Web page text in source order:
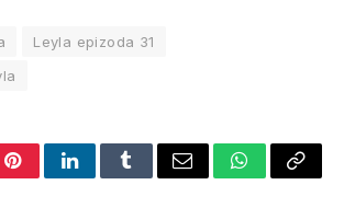
Leyla epizoda 31
PinterestLinkedInTumblrEmail WhatsApp
Copy